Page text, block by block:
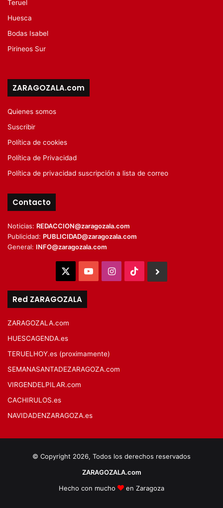
Teruel
Huesca
Bodas Isabel
Pirineos Sur
ZARAGOZALA.com
Quienes somos
Suscribir
Política de cookies
Política de Privacidad
Política de privacidad suscripción a lista de correo
Contacto
Noticias: REDACCION@zaragozala.com
Publicidad: PUBLICIDAD@zaragozala.com
General: INFO@zaragozala.com
YouTubeInstagram
TikTok
Red ZARAGOZALA
ZARAGOZALA.com
HUESCAGENDA.es
TERUELHOY.es (proximamente)
SEMANASANTADEZARAGOZA.com
VIRGENDELPILAR.com
CACHIRULOS.es
NAVIDADENZARAGOZA.es
© Copyright 2026, Todos los derechos reservados
ZARAGOZALA.com
Hecho con mucho
en Zaragoza